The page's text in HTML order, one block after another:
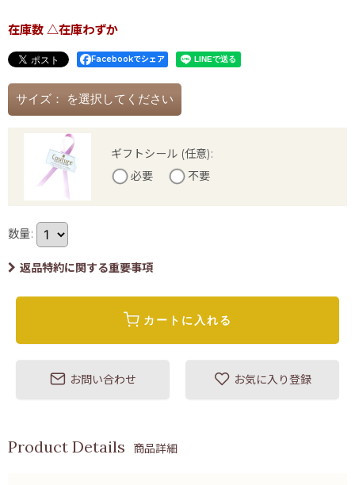
在庫数 △在庫わずか
Facebookでシェア
サイズ： を選択してください
ギフトシール (任意):
必要
不要
数量:
返品特約に関する重要事項
カートに入れる
お問い合わせ お気に入り登録
商品詳細